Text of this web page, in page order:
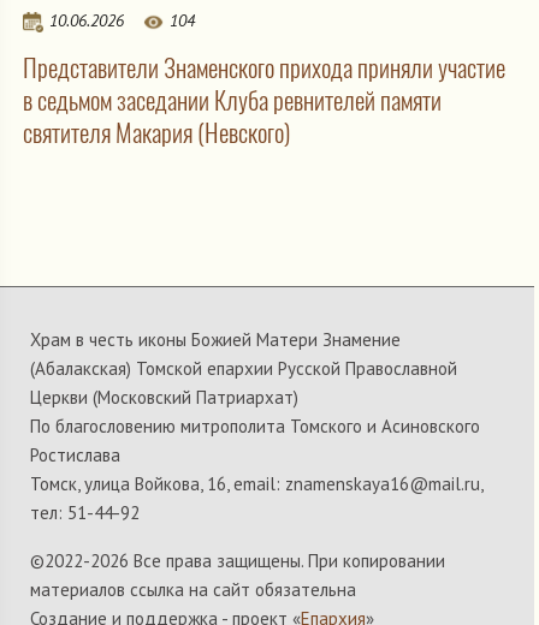
10.06.2026 104
Представители Знаменского прихода приняли участие
в седьмом заседании Клуба ревнителей памяти
святителя Макария (Невского)
Храм в честь иконы Божией Матери Знамение
(Абалакская) Томской епархии Русской Православной
Церкви (Московский Патриархат)
По благословению митрополита Томского и Асиновского
Ростислава
Томск, улица Войкова, 16, email: znamenskaya16@mail.ru,
тел: 51-44-92
©2022-2026 Все права защищены. При копировании
материалов ссылка на сайт обязательна
Создание и поддержка - проект «Епархия»